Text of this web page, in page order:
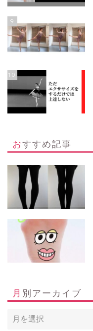
9
10
おすすめ記事
月別アーカイブ